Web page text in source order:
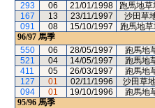
293 06 21/01/1998 跑馬地
167
13 23/11/1997 沙田草
091
08 15/10/1997 跑馬地
96/97 馬季
550
06 28/05/1997 跑馬地
521
04 14/05/1997 跑馬地
411
05 26/03/1997 跑馬地
127
01 02/11/1996 沙田草
094
01 19/10/1996 跑馬地
95/96 馬季